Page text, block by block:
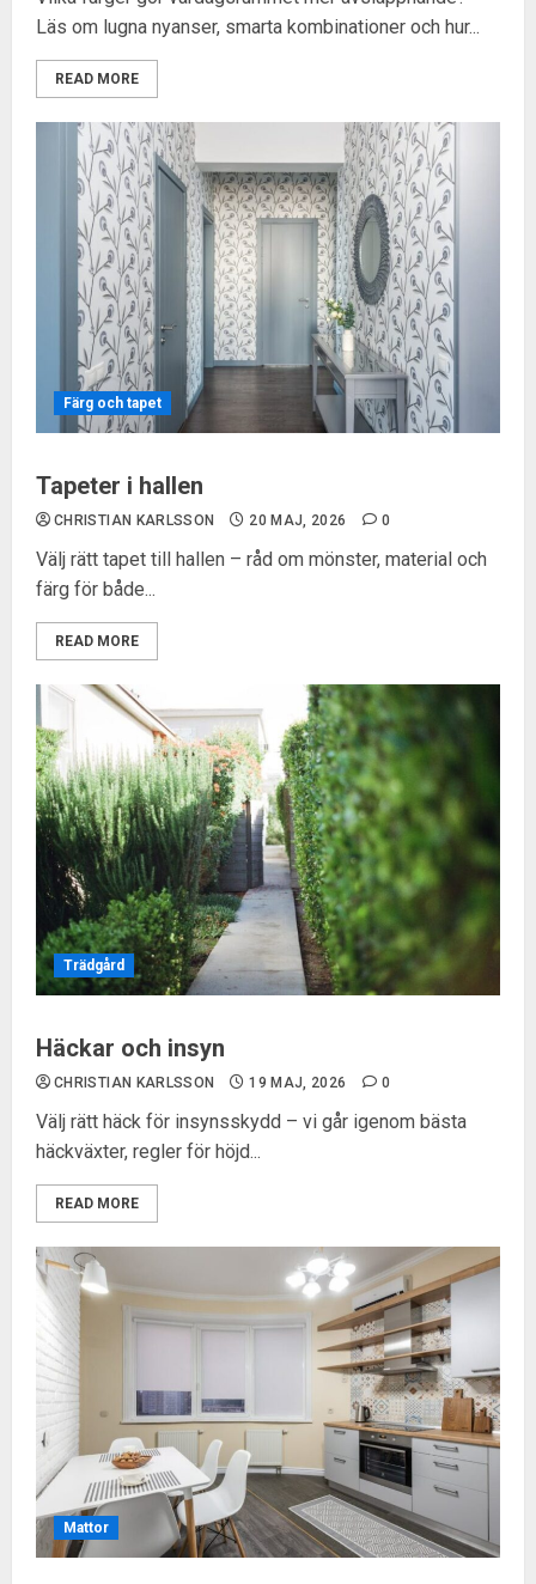
Läs om lugna nyanser, smarta kombinationer och hur...
READ MORE
Färg och tapet
Tapeter i hallen
CHRISTIAN KARLSSON 20 MAJ, 2026 0
Välj rätt tapet till hallen – råd om mönster, material och
färg för både...
READ MORE
Trädgård
Häckar och insyn
CHRISTIAN KARLSSON 19 MAJ, 2026 0
Välj rätt häck för insynsskydd – vi går igenom bästa
häckväxter, regler för höjd...
READ MORE
Mattor